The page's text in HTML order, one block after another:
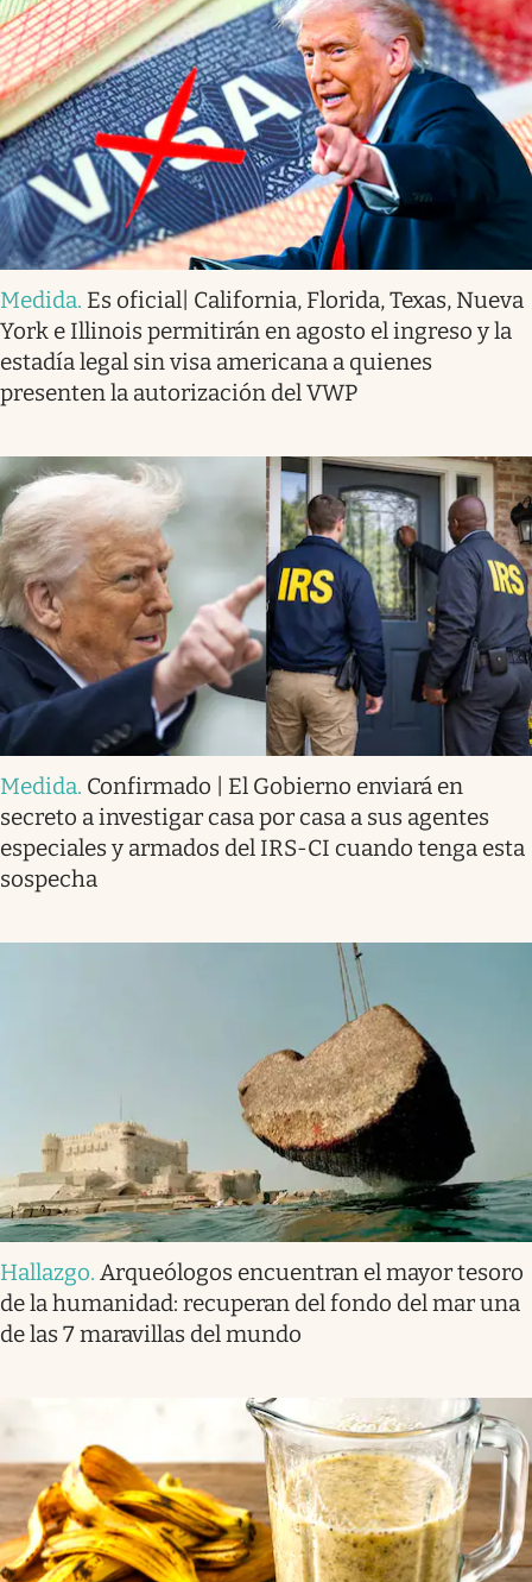
Medida. Es oficial| California, Florida, Texas, Nueva
York e Illinois permitirán en agosto el ingreso y la
estadía legal sin visa americana a quienes
presenten la autorización del VWP
Medida. Confirmado | El Gobierno enviará en
secreto a investigar casa por casa a sus agentes
especiales y armados del IRS-CI cuando tenga esta
sospecha
Hallazgo. Arqueólogos encuentran el mayor tesoro
de la humanidad: recuperan del fondo del mar una
de las 7 maravillas del mundo